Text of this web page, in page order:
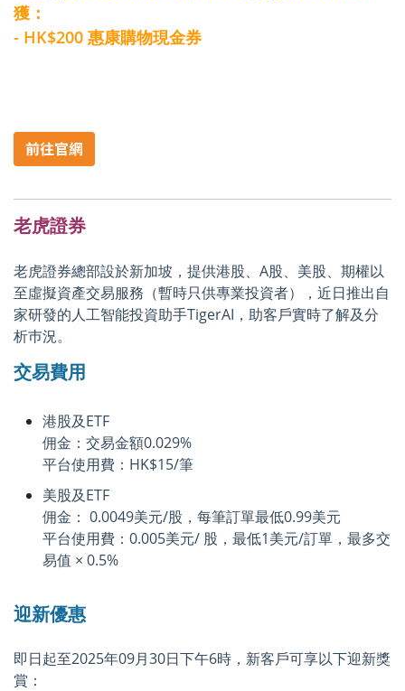
獲：
- HK$200 惠康購物現金券
老虎證券
老虎證券總部設於新加坡，提供港股、A股、美股、期權以
至虛擬資產交易服務（暫時只供專業投資者），近日推出自
家研發的人工智能投資助手TigerAI，助客戶實時了解及分
析巿況。
交易費用
港股及ETF
佣金：交易金額0.029%
平台使用費：HK$15/筆
美股及ETF
佣金： 0.0049美元/股，每筆訂單最低0.99美元
平台使用費：0.005美元/ 股，最低1美元/訂單，最多交
易值 × 0.5%
迎新優惠
即日起至2025年09月30日下午6時，新客戶可享以下迎新獎
賞：